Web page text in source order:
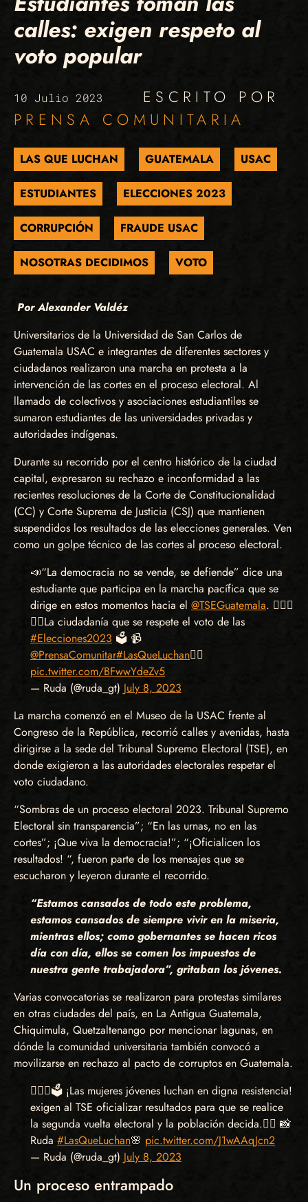
calles: exigen respeto al
voto popular
10 Julio 2023
ESCRITO POR
PRENSA COMUNITARIA
LAS QUE LUCHAN GUATEMALA USAC
ESTUDIANTES ELECCIONES 2023
CORRUPCIÓN FRAUDE USAC
NOSOTRAS DECIDIMOS VOTO
Por Alexander Valdéz
Universitarios de la Universidad de San Carlos de
Guatemala USAC e integrantes de diferentes sectores y
ciudadanos realizaron una marcha en protesta a la
intervención de las cortes en el proceso electoral. Al
llamado de colectivos y asociaciones estudiantiles se
sumaron estudiantes de las universidades privadas y
autoridades indígenas.
Durante su recorrido por el centro histórico de la ciudad
capital, expresaron su rechazo e inconformidad a las
recientes resoluciones de la Corte de Constitucionalidad
(CC) y Corte Suprema de Justicia (CSJ) que mantienen
suspendidos los resultados de las elecciones generales. Ven
como un golpe técnico de las cortes al proceso electoral.
📣“La democracia no se vende, se defiende” dice una
estudiante que participa en la marcha pacífica que se
dirige en estos momentos hacia el @TSEGuatemala. 🙋🏽‍♀️
👉🏽La ciudadanía que se respete el voto de las
#Elecciones2023 🗳️ 📹
@PrensaComunitar#LasQueLuchan✊🏾
pic.twitter.com/BFwwYdeZv5
— Ruda (@ruda_gt) July 8, 2023
La marcha comenzó en el Museo de la USAC frente al
Congreso de la República, recorrió calles y avenidas, hasta
dirigirse a la sede del Tribunal Supremo Electoral (TSE), en
donde exigieron a las autoridades electorales respetar el
voto ciudadano.
“Sombras de un proceso electoral 2023. Tribunal Supremo
Electoral sin transparencia”; “En las urnas, no en las
cortes”; ¡Que viva la democracia!”; “¡Oficialicen los
resultados! “, fueron parte de los mensajes que se
escucharon y leyeron durante el recorrido.
“Estamos cansados de todo este problema,
estamos cansados de siempre vivir en la miseria,
mientras ellos; como gobernantes se hacen ricos
día con día, ellos se comen los impuestos de
nuestra gente trabajadora”, gritaban los jóvenes.
Varias convocatorias se realizaron para protestas similares
en otras ciudades del país, en La Antigua Guatemala,
Chiquimula, Quetzaltenango por mencionar lagunas, en
dónde la comunidad universitaria también convocó a
movilizarse en rechazo al pacto de corruptos en Guatemala.
🙋🏽‍♀️🗳️ ¡Las mujeres jóvenes luchan en digna resistencia!
exigen al TSE oficializar resultados para que se realice
la segunda vuelta electoral y la población decida.✊🏾 📸
Ruda #LasQueLuchan🌸 pic.twitter.com/J1wAAqJcn2
— Ruda (@ruda_gt) July 8, 2023
Un proceso entrampado